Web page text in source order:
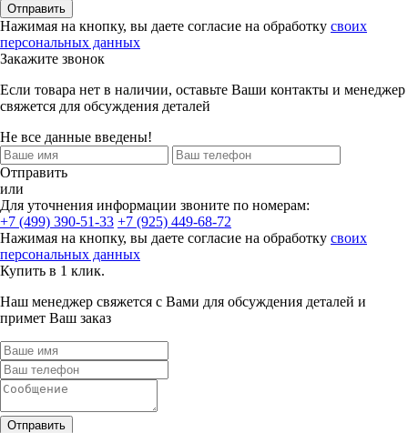
Отправить
Нажимая на кнопку, вы даете согласие на обработку своих
персональных данных
Закажите звонок
Если товара нет в наличии, оставьте Ваши контакты и менеджер
свяжется для обсуждения деталей
Не все данные введены!
Отправить
или
Для уточнения информации звоните по номерам:
+7 (499) 390-51-33 +7 (925) 449-68-72
Нажимая на кнопку, вы даете согласие на обработку своих
персональных данных
Купить в 1 клик.
Наш менеджер свяжется с Вами для обсуждения деталей и
примет Ваш заказ
Отправить